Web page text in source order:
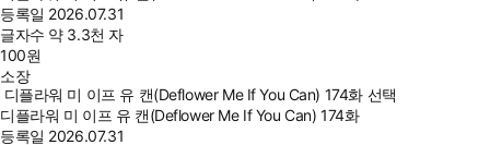
등록일 2026.07.31
글자수 약 3.3천 자
100원
소장
디플라워 미 이프 유 캔(Deflower Me If You Can) 174화 선택
디플라워 미 이프 유 캔(Deflower Me If You Can) 174화
등록일 2026.07.31